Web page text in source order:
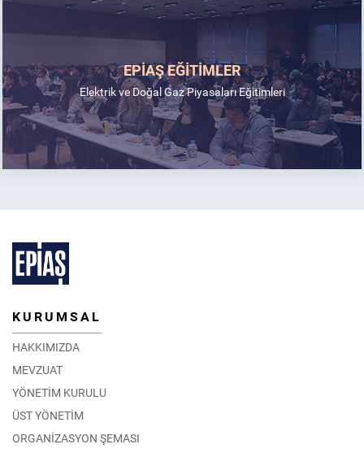
EPİAŞ EĞİTİMLER
Elektrik ve Doğal Gaz Piyasaları Eğitimleri
KURUMSAL
HAKKIMIZDA
MEVZUAT
YÖNETİM KURULU
ÜST YÖNETİM
ORGANİZASYON ŞEMASI